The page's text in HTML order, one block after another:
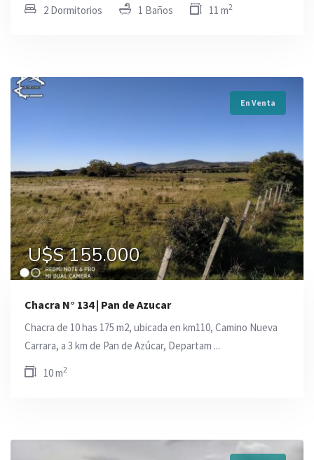
2 Dormitorios 1 Baños 11 m2
En Venta
U$S 155.000
Chacra N° 134 | Pan de Azucar
Chacra de 10 has 175 m2, ubicada en km110, Camino Nueva
Carrara, a 3 km de Pan de Azúcar, Departam ...
10 m2